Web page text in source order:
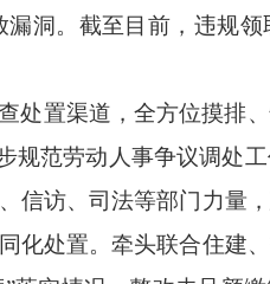
洞。截至目前，违规
处置渠道，全方位摸排
规范劳动人事争议调处
信访、司法等部门力量
化处置。牵头联合住建